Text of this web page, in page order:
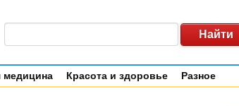
медицина Красота и здоровье Разное